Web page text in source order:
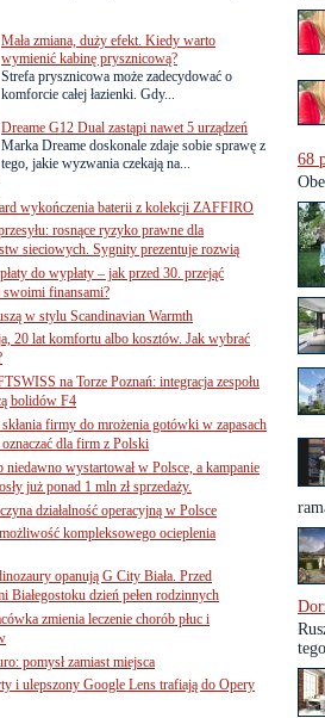
68
Mała zmiana, duży efekt. Kiedy warto
wymienić kabinę prysznicową?
Strefa prysznicowa może zadecydować o
komforcie całej łazienki. Gdy...
Dreame G12 Dual zastąpi nawet 5 urządzeń
Marka Dreame doskonale zdaje sobie sprawę z
tego, jakie wyzwania czekają na...
wykończenia baterii z kolekcji ZAFFIRO
rosnące ryzyko prawne dla
sieciowych. Sygnity prezentuje rozwią
do wypłaty – jak przed 30. przejąć
finansami?
w stylu Scandinavian Warmth
20 lat komfortu albo kosztów. Jak wybrać
na Torze Poznań: integracja zespołu
bolidów F4
firmy do mrożenia gotówki w zapasach
dla firm z Polski
niedawno wystartował w Polsce, a kampanie
już ponad 1 mln zł sprzedaży.
działalność operacyjną w Polsce
kompleksowego ocieplenia
opanują G City Biała. Przed
Białegostoku dzień pełen rodzinnych
zmienia leczenie chorób płuc i
pomysł zamiast miejsca
i ulepszony Google Lens trafiają do Opery